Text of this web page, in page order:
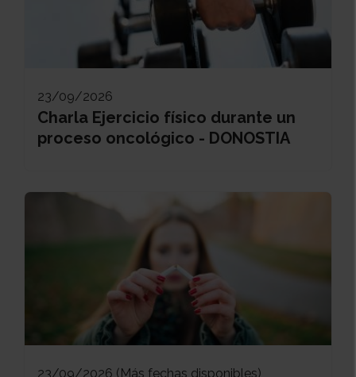
23/09/2026
Charla Ejercicio físico durante un
proceso oncológico - DONOSTIA
23/09/2026 (Más fechas disponibles)